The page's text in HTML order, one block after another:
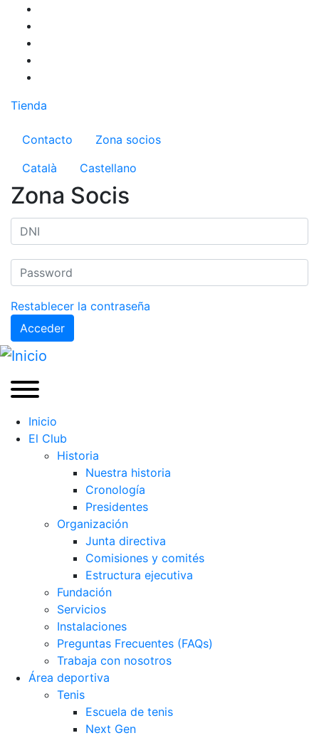
Pasar
contenido
principal
Tienda
Menú del compte d'usuari
Contacto
Zona socios
Català
Castellano
Zona Socis
Restablecer la contraseña
Acceder
Inicio
El Club
Historia
Nuestra historia
Cronología
Presidentes
Organización
Junta directiva
Comisiones y comités
Estructura ejecutiva
Fundación
Servicios
Instalaciones
Preguntas Frecuentes (FAQs)
Trabaja con nosotros
Área deportiva
Tenis
Escuela de tenis
Next Gen